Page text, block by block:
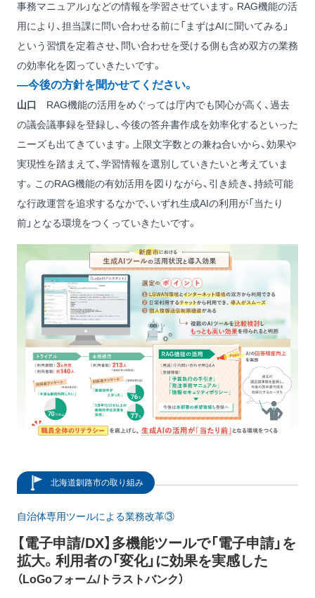
事務マニュアル」などの情報を学習させています。RAG機能の活
用により、担当課に問い合わせる前に「まずはAIに聞いてみる」
という習慣を定着させ、問い合わせを受ける側も含め双方の業務
の効率化を図っていきたいです。
―今後の方針を聞かせてください。
山口
RAG機能の活用をめぐっては庁内でも関心が高く、過去
の議会議事録を登録し、今後の答弁書作成を効率化するといった
ニーズも出てきています。上限文字数との兼ね合いから、効果や
実現性を踏まえて、学習情報を選別していきたいと考えていま
す。このRAG機能の有効活用を図りながら、引き続き、持続可能
な行政運営を追求するなかで、いずれ生成AIの利用が「当たり
前」となる環境をつくっていきたいです。
北海道釧路市の取り組み
自治体専用ツールによる業務改革③
【電子申請/DX】多機能ツールで「電子申請」を
拡大。利用者の「変化」に効果を実感した
（LoGoフォーム/トラストバンク）